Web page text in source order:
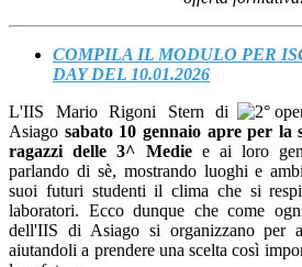
COMPILA IL MODULO PER
DAY DEL 10.01.2026
L'IIS Mario Rigoni Stern di
Asiago sabato 10 gennaio apre per la
ragazzi delle 3^ Mediee ai loro
parlando di sè, mostrando luoghi e
suoi futuri studenti il clima che si
laboratori. Ecco dunque che come
dell'IIS di Asiago si organizzano per
aiutandoli a prendere una scelta così